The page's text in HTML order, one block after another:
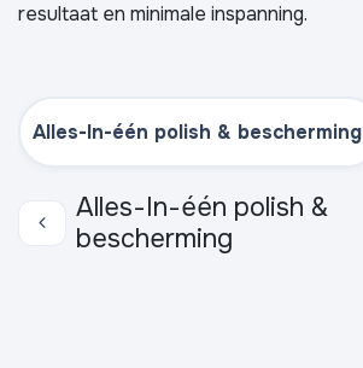
resultaat en minimale inspanning.
Alles-In-één polish & bescherming
Alles-In-één polish &
bescherming